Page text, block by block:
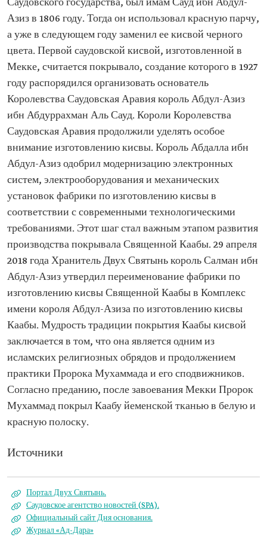
Саудовского государства, был имам Сауд ибн Абдул-
Азиз в 1806 году. Тогда он использовал красную парчу,
а уже в следующем году заменил ее кисвой черного
цвета. Первой саудовской кисвой, изготовленной в
Мекке, считается покрывало, создание которого в 1927
году распорядился организовать основатель
Королевства Саудовская Аравия король Абдул-Азиз
ибн Абдуррахман Аль Сауд. Короли Королевства
Саудовская Аравия продолжили уделять особое
внимание изготовлению кисвы. Король Абдалла ибн
Абдул-Азиз одобрил модернизацию электронных
систем, электрооборудования и механических
установок фабрики по изготовлению кисвы в
соответствии с современными технологическими
требованиями. Этот шаг стал важным этапом развития
производства покрывала Священной Каабы. 29 апреля
2018 года Хранитель Двух Святынь король Салман ибн
Абдул-Азиз утвердил переименование фабрики по
изготовлению кисвы Священной Каабы в Комплекс
имени короля Абдул-Азиза по изготовлению кисвы
Каабы. Мудрость традиции покрытия Каабы кисвой
заключается в том, что она является одним из
исламских религиозных обрядов и продолжением
практики Пророка Мухаммада и его сподвижников.
Согласно преданию, после завоевания Мекки Пророк
Мухаммад покрыл Каабу йеменской тканью в белую и
красную полоску.
Источники
Портал Двух Святынь.
Саудовское агентство новостей (SPA).
Официальный сайт Дня основания.
Журнал «Ад-Дара»